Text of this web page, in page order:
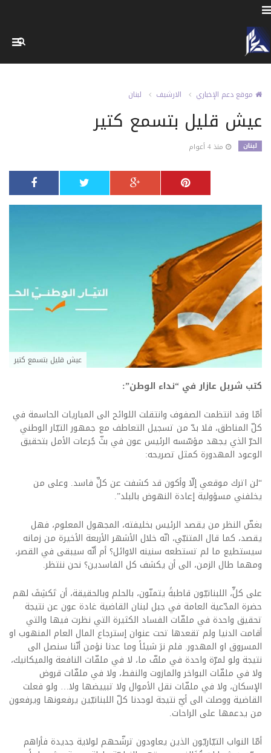
موقع دعم الإخباري الارشيف لبنان
عيش قليل بتسمع كتير
لبنان منذ 4 أعوام
عيش قليل بتسمع كتير
كتب شربل عازار في “نداء الوطن”:
أمّا وقد انتظمت الصفوف وانتقلت اللوائح الى المباريات الحاسمة في
كلّ المناطق، فلا بدّ من تسجيل التعاطف مع جمهور التيّار الوطني
الحرّ الذي يجهد مؤسّسه الرئيس عون في بثّ جُرعات الأمل بتحقيق
الوعود المهدورة كمثل تصريحه:
“لن اترك موقعي إلّا وأكون قد كشفت عن كلِّ فاسد. وعلى من
يخلفني مسؤولية إعادة النهوض بالبلد”.
بغضّ النظر من يقصد الرئيس بخليفته، المجهول المعلوم، فهل
يقصد، كما قال المتنبّي، انّه خلال الأشهر الأربعة الأخيرة من زمانه
سيستطيع ما لم تستطعه سنينه الاوائل؟ أم أنّه سيبقى في القصر،
ومهما طال الزمن، الى أن يكشف كل الفاسدين؟ نحن ننتظر.
على كلٍّ، اللبنانيّون قاطبةً يتمنّون، بالحلم وبالحقيقة، أن تَكشِفَ لهم
حضرة المدّعية العامة في جبل لبنان القاضية غادة عون عن نتيجة
تحقيق واحدة في ملفّات الفساد الكثيرة التي نظرت فيها والتي
أقامت الدنيا ولم تقعدها تحت عنوان إسترجاع المال العام المنهوب او
المسروق او المهدور. فلم نرَ شيئاً وما عدنا نؤمن أنّنا سنصل الى
نتيجة ولو لمرّة واحدة في ملفّ ما، لا في ملفّات النافعة والميكانيك،
ولا في ملفّات البواخر والمازوت والنفط، ولا في ملفّات قروض
الإسكان، ولا في ملفّات نقل الأموال ولا تبييضها ولا… ولو فعلت
القاضية ووصلت الى أيّ نتيجة لوجدنا كلّ اللبنانيّين يرفعونها ويرفعون
من يدعمها على الراحات.
أمّا النواب التيّاريّون الذين يعاودون ترشّحهم لولاية جديدة فأراهم